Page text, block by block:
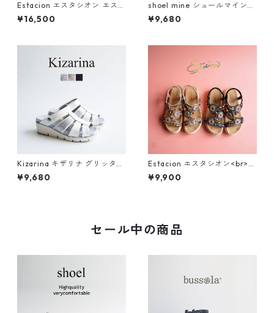
Estacion エスタシオン エスニ
ック調フラワーカット本革ス
トラップサンダル 2522-5
¥16,500
shoel mine シュールマイン
ビジューアシンメトリー厚底
ミュールサンダル SM7656
¥9,680
Kizarina キザリナ グリッター
モチーフ2WAY厚底グルカサン
ダル KZ675
¥9,680
Estacion エスタシオン<br>エ
スニック調サークルモチーフ
カラフルビーズコンフォート
¥9,900
セール中の商品